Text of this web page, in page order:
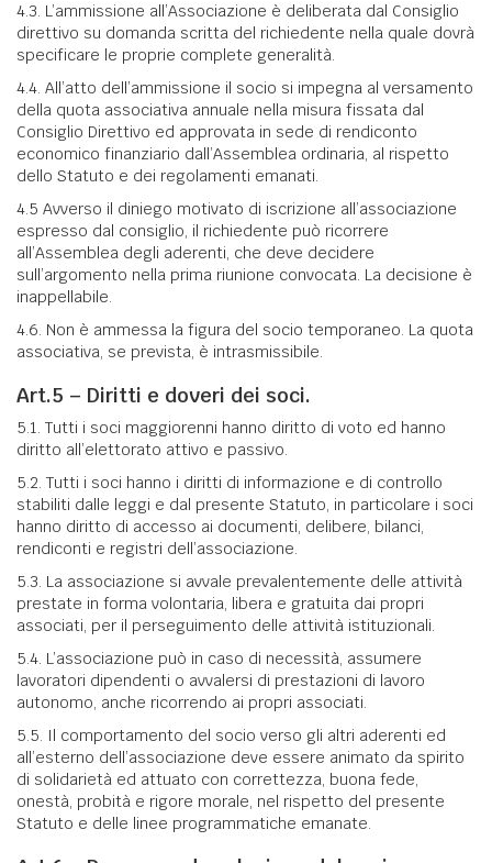
4.3. L’ammissione all’Associazione è deliberata dal Consiglio
direttivo su domanda scritta del richiedente nella quale dovrà
specificare le proprie complete generalità.
4.4. All’atto dell’ammissione il socio si impegna al versamento
della quota associativa annuale nella misura fissata dal
Consiglio Direttivo ed approvata in sede di rendiconto
economico finanziario dall’Assemblea ordinaria, al rispetto
dello Statuto e dei regolamenti emanati.
4.5 Avverso il diniego motivato di iscrizione all’associazione
espresso dal consiglio, il richiedente può ricorrere
all’Assemblea degli aderenti, che deve decidere
sull’argomento nella prima riunione convocata. La decisione è
inappellabile.
4.6. Non è ammessa la figura del socio temporaneo. La quota
associativa, se prevista, è intrasmissibile.
Art.5 – Diritti e doveri dei soci.
5.1. Tutti i soci maggiorenni hanno diritto di voto ed hanno
diritto all’elettorato attivo e passivo.
5.2. Tutti i soci hanno i diritti di informazione e di controllo
stabiliti dalle leggi e dal presente Statuto, in particolare i soci
hanno diritto di accesso ai documenti, delibere, bilanci,
rendiconti e registri dell’associazione.
5.3. La associazione si avvale prevalentemente delle attività
prestate in forma volontaria, libera e gratuita dai propri
associati, per il perseguimento delle attività istituzionali.
5.4. L’associazione può in caso di necessità, assumere
lavoratori dipendenti o avvalersi di prestazioni di lavoro
autonomo, anche ricorrendo ai propri associati.
5.5. Il comportamento del socio verso gli altri aderenti ed
all’esterno dell’associazione deve essere animato da spirito
di solidarietà ed attuato con correttezza, buona fede,
onestà, probità e rigore morale, nel rispetto del presente
Statuto e delle linee programmatiche emanate.